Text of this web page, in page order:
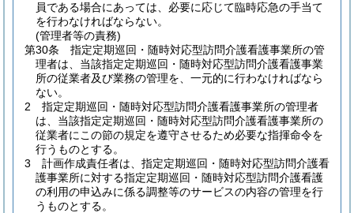
員である場合にあっては、必要に応じて臨時応急の手当て
を行わなければならない。
(管理者等の責務)
第30条
指定定期巡回・随時対応型訪問介護看護事業所の管
理者は、当該指定定期巡回・随時対応型訪問介護看護事業
所の従業者及び業務の管理を、一元的に行わなければなら
ない。
2
指定定期巡回・随時対応型訪問介護看護事業所の管理者
は、当該指定定期巡回・随時対応型訪問介護看護事業所の
従業者にこの節の規定を遵守させるため必要な指揮命令を
行うものとする。
3
計画作成責任者は、指定定期巡回・随時対応型訪問介護看
護事業所に対する指定定期巡回・随時対応型訪問介護看護
の利用の申込みに係る調整等のサービスの内容の管理を行
うものとする。